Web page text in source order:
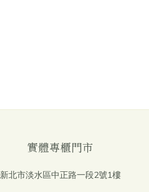
實體專櫃門市
新北市淡水區中正路一段2號1樓